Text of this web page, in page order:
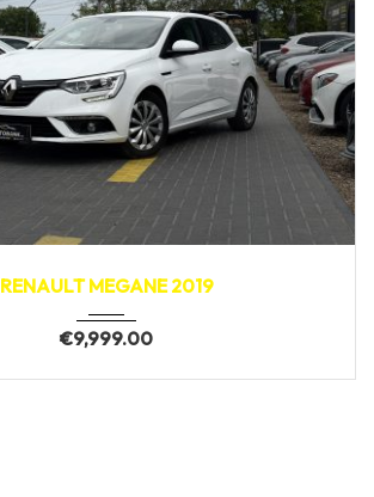
RENAULT MEGANE 2019
€9,999.00